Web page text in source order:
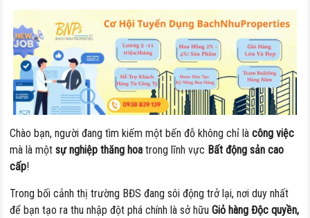
Chào bạn, người đang tìm kiếm một bến đỗ không chỉ làcông việc
mà là mộtsự nghiệp thăng hoa trong lĩnh vực Bất động sản cao
cấp!
Trong bối cảnh thị trường BĐS đang sôi động trở lại, nơi duy nhất
để bạn tạo ra thu nhập đột phá chính là sở hữuGiỏ hàng Độc quyền,